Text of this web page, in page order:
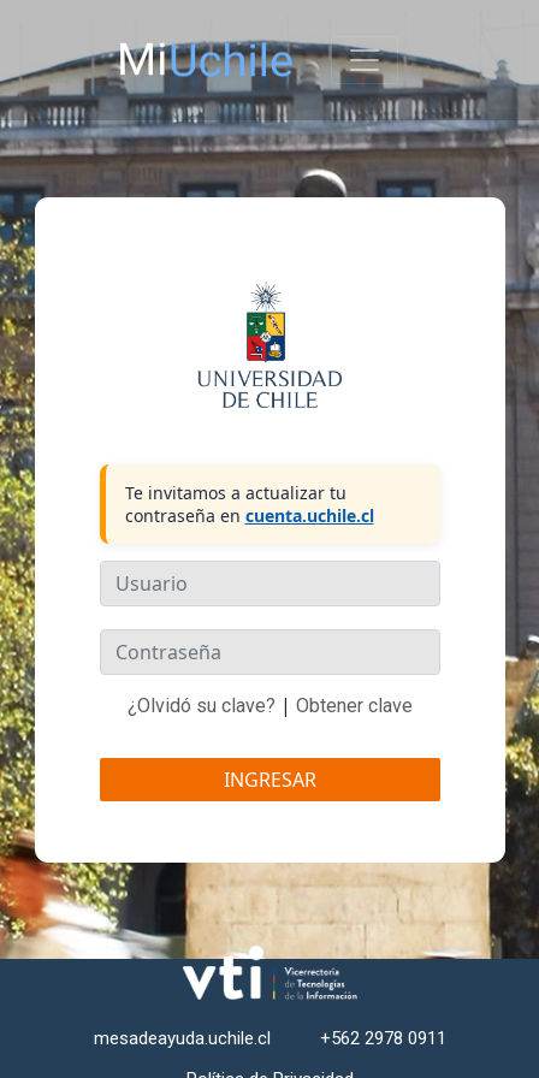
Te invitamos a actualizar tu
contraseña en cuenta.uchile.cl
¿Olvidó su clave? | Obtener clave
INGRESAR
mesadeayuda.uchile.cl +562 2978 0911